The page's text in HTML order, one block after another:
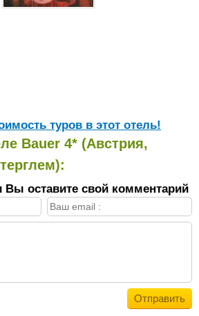
туров в этот отель!
Bauer 4* (Австрия,
оставите свой комментарий